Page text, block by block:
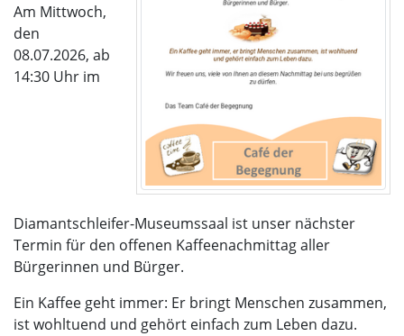
Am Mittwoch,
den
08.07.2026, ab
14:30 Uhr im
Diamantschleifer-Museumssaal ist unser nächster
Termin für den offenen Kaffeenachmittag aller
Bürgerinnen und Bürger.
Ein Kaffee geht immer: Er bringt Menschen zusammen,
ist wohltuend und gehört einfach zum Leben dazu.